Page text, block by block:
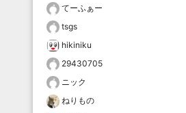
てーふぁー
tsgs
hikiniku
29430705
ニック
ねりもの